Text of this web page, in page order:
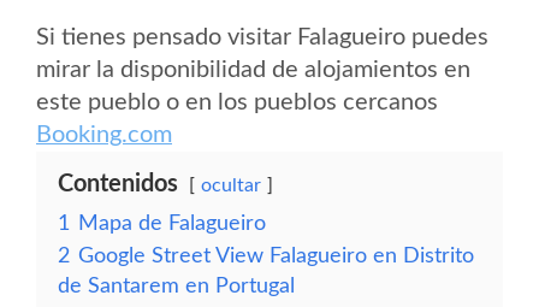
Si tienes pensado visitar Falagueiro puedes
mirar la disponibilidad de alojamientos en
este pueblo o en los pueblos cercanos
Booking.com
Contenidos ocultar
1
Mapa de Falagueiro
2 Google Street View Falagueiro en Distrito
de Santarem en Portugal